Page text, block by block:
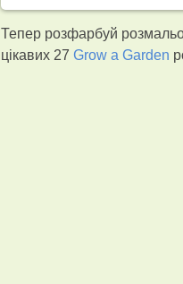
Тепер розфарбуй
цікавих 27Grow a Garden